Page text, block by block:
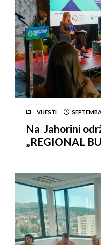
VIJESTI
Na Jahorini
„REGIONAL